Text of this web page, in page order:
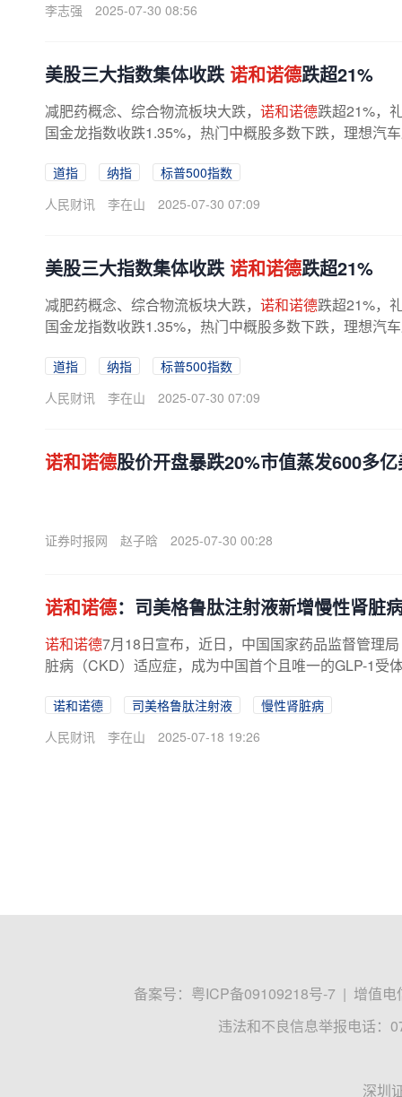
李志强
2025-07-30 08:56
美股三大指数集体收跌诺和诺德跌超21%
减肥药概念、综合物流板块大跌， 诺和诺德跌超21%，
国金龙指数收跌1.35%，热门中概股多数下跌，理想汽
道指 纳指
标普500指数
人民财讯
李在山 2025-07-30 07:09
美股三大指数集体收跌诺和诺德跌超21%
减肥药概念、综合物流板块大跌， 诺和诺德跌超21%，
国金龙指数收跌1.35%，热门中概股多数下跌，理想汽
道指 纳指
标普500指数
人民财讯
李在山 2025-07-30 07:09
诺和诺德股价开盘暴跌20%市值蒸发600多
证券时报网 赵子晗 2025-07-30 00:28
诺和诺德：司美格鲁肽注射液新增慢性肾脏
诺和诺德7月18日宣布，近日，中国国家药品监督管理
脏病（CKD）适应症，成为中国首个且唯一的GLP-1受
诺和诺德 司美格鲁肽注射液
慢性肾脏病
人民财讯
李在山 2025-07-18 19:26
备案号： 粤ICP备09109218号-7 | 增值电
违法和不良信息举报电话：
深圳